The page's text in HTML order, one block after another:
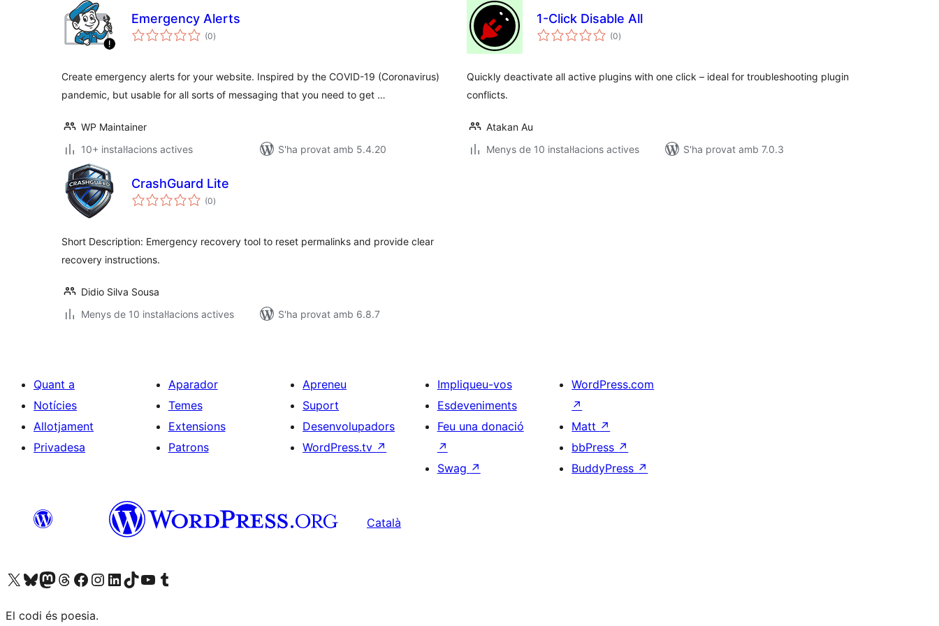
Emergency Alerts
(0puntuacions
totals
)
Create emergency alerts for your website. Inspired by the COVID-19 (Coronavirus)
pandemic, but usable for all sorts of messaging that you need to get …
WP Maintainer
10+ instal·lacions actives
S'ha provat amb 5.4.20
1-Click Disable All
(0puntuacions
totals
)
Quickly deactivate all active plugins with one click – ideal for troubleshooting plugin
conflicts.
Atakan Au
Menys de 10 instal·lacions actives
S'ha provat amb 7.0.3
CrashGuard Lite
(0puntuacions
totals
)
Short Description: Emergency recovery tool to reset permalinks and provide clear
recovery instructions.
Didio Silva Sousa
Menys de 10 instal·lacions actives
S'ha provat amb 6.8.7
Quant a
Notícies
Allotjament
Privadesa
Aparador
Temes
Extensions
Patrons
Apreneu
Suport
Desenvolupadors
WordPress.tv ↗
Impliqueu-vos
Esdeveniments
Feu una donació
↗
Swag ↗
WordPress.com
↗
Matt ↗
bbPress ↗
BuddyPress ↗
Català
Visiteu el nostre compte X (abans Twitter)
Visiteu el nostre compte de Bluesky
Visiteu el nostre compte al Mastodon
Visiteu el nostre compte de Threads
Visiteu la nostra pàgina al Facebook
Visiteu el nostre compte d'Instagram
Visiteu el nostre compte de LinkedIn
Visiteu el nostre compte de TikTok
Visiteu el nostre canal al YouTube
Visiteu el nostre compte de Tumblr
El codi és poesia.